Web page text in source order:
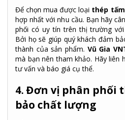
Để chọn mua được loại thép
hợp nhất với nhu cầu. Bạn hãy
phối có uy tín trên thị trường với
Bởi họ sẽ giúp quý khách đảm
thành của sản phẩm. Vũ Gia
mà bạn nên tham khảo. Hãy liên
tư vấn và báo giá cụ thể.
4. Đơn vị phân phối
bảo chất lượng